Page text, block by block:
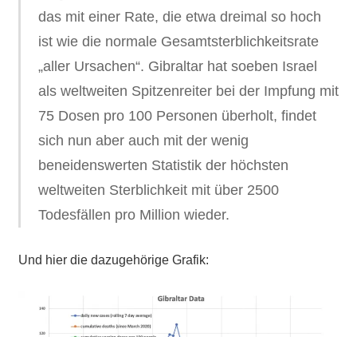
das mit einer Rate, die etwa dreimal so hoch
ist wie die normale Gesamtsterblichkeitsrate
„aller Ursachen“. Gibraltar hat soeben Israel
als weltweiten Spitzenreiter bei der Impfung mit
75 Dosen pro 100 Personen überholt, findet
sich nun aber auch mit der wenig
beneidenswerten Statistik der höchsten
weltweiten Sterblichkeit mit über 2500
Todesfällen pro Million wieder.
Und hier die dazugehörige Grafik: